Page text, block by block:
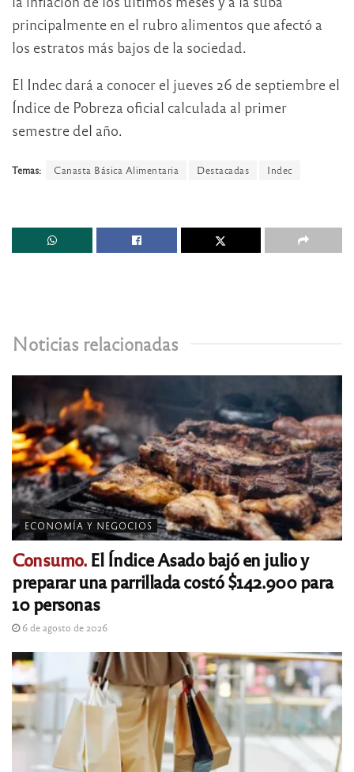
principalmente en el rubro alimentos que afectó a
los estratos más bajos de la sociedad.
El Indec dará a conocer el jueves 26 de septiembre el
Índice de Pobreza oficial calculada al primer
semestre del año.
Temas: Canasta Básica Alimentaria Destacadas Indec
Noticias relacionadas
ECONOMÍA Y NEGOCIOS
Consumo.El Índice Asado bajó en julio y
preparar una parrillada costó $142.900 para
10 personas
6 de agosto de 2026